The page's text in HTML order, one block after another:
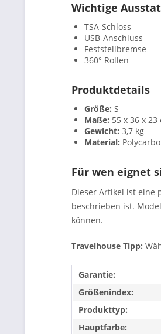
Wichtige
TSA-Schloss
USB-Anschluss
Feststellbremse
360° Rollen
Produktdetails
Größe: S
Maße: 55 x 36 x 23
Gewicht: 3,7 kg
Material:
Für wen eignet
Dieser Artikel ist eine
beschrieben ist.
können.
Travelhouse Tipp:
Garantie:
Größenindex:
Produkttyp:
Hauptfarbe: